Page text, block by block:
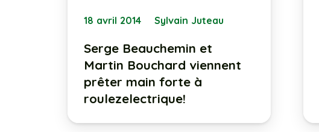
18 avril 2014 Sylvain Juteau
Serge Beauchemin et
Martin Bouchard viennent
prêter main forte à
roulezelectrique!